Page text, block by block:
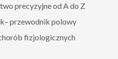
precyzyjne od A do Z
przewodnik polowy
fizjologicznych